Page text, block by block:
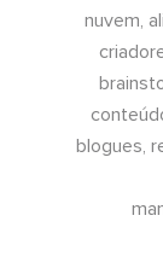
nuvem,
blogues,